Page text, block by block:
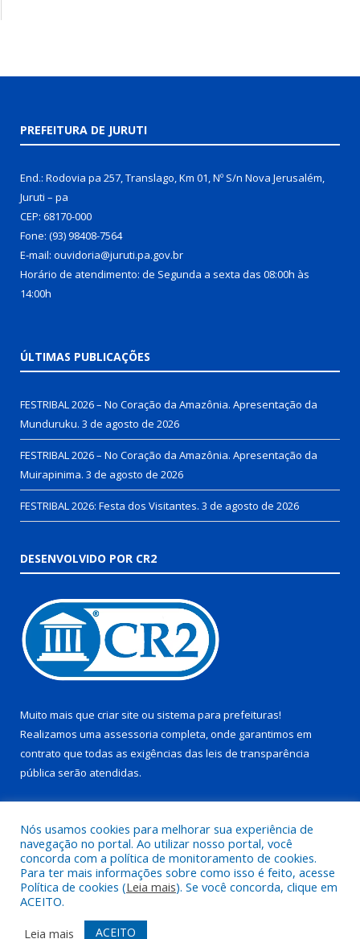
PREFEITURA DE JURUTI
End.: Rodovia pa 257, Translago, Km 01, Nº S/n Nova Jerusalém,
Juruti – pa
CEP: 68170-000
Fone: (93) 98408-7564
E-mail: ouvidoria@juruti.pa.gov.br
Horário de atendimento: de Segunda a sexta das 08:00h às
14:00h
ÚLTIMAS PUBLICAÇÕES
FESTRIBAL 2026 – No Coração da Amazônia. Apresentação da
Munduruku. 3 de agosto de 2026
FESTRIBAL 2026 – No Coração da Amazônia. Apresentação da
Muirapinima. 3 de agosto de 2026
FESTRIBAL 2026: Festa dos Visitantes. 3 de agosto de 2026
DESENVOLVIDO POR CR2
Muito mais que criar site ou sistema para prefeituras!
Realizamos uma assessoria completa, onde garantimos em
contrato que todas as exigências das leis de transparência
pública serão atendidas.
Todos os direitos reservados a Prefeitura Municipal de Juruti.
Mapa do Site
Acessar Área Administrativa
Nós usamos cookies para melhorar sua experiência de
navegação no portal. Ao utilizar nosso portal, você
concorda com a política de monitoramento de cookies.
Para ter mais informações sobre como isso é feito, acesse
Política de cookies (Leia mais). Se você concorda, clique em
ACEITO.
Leia mais
ACEITO